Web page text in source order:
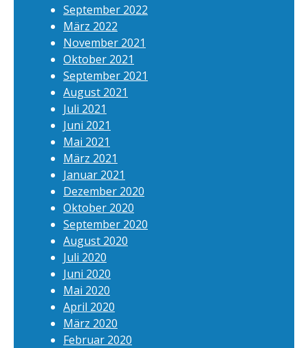
September 2022
März 2022
November 2021
Oktober 2021
September 2021
August 2021
Juli 2021
Juni 2021
Mai 2021
März 2021
Januar 2021
Dezember 2020
Oktober 2020
September 2020
August 2020
Juli 2020
Juni 2020
Mai 2020
April 2020
März 2020
Februar 2020